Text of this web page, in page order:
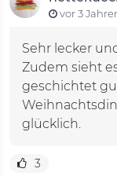
vor 3
Sehr lecker
Zudem sieht
geschichtet
glücklich.
3